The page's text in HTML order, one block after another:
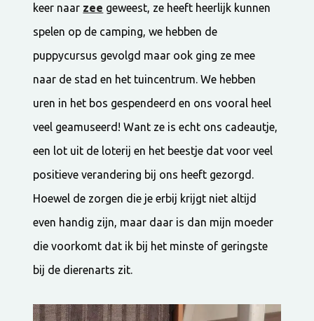
keer naar zee geweest, ze heeft heerlijk kunnen
spelen op de camping, we hebben de
puppycursus gevolgd maar ook ging ze mee
naar de stad en het tuincentrum. We hebben
uren in het bos gespendeerd en ons vooral heel
veel geamuseerd! Want ze is echt ons cadeautje,
een lot uit de loterij en het beestje dat voor veel
positieve verandering bij ons heeft gezorgd.
Hoewel de zorgen die je erbij krijgt niet altijd
even handig zijn, maar daar is dan mijn moeder
die voorkomt dat ik bij het minste of geringste
bij de dierenarts zit.